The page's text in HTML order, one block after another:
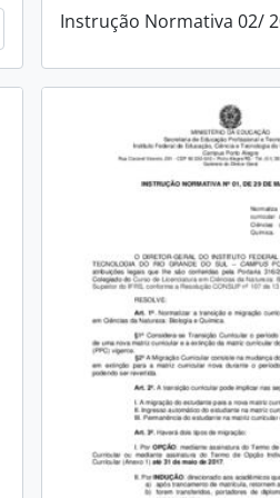
Adicionar a área de transferência
Instrução Normativa 02/